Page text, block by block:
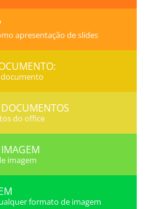
apresentação de slides
documento
do office
imagem
formato de imagem